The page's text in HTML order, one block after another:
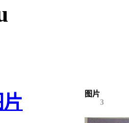
图片
3